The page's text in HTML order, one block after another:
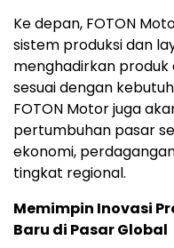
Ke depan, FOTON
sistem produksi dan
menghadirkan
sesuai dengan
FOTON Motor juga
pertumbuhan pasar
ekonomi,
tingkat regional.
Memimpin Inovasi
Baru di Pasar Global